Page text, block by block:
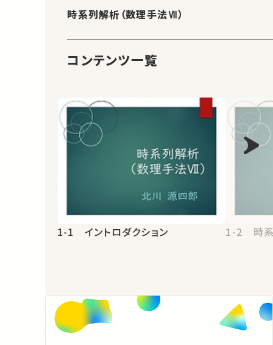
時系列解析（数理手法Ⅶ）
コンテンツ一覧
1-1 イントロダクション 1-2 時系